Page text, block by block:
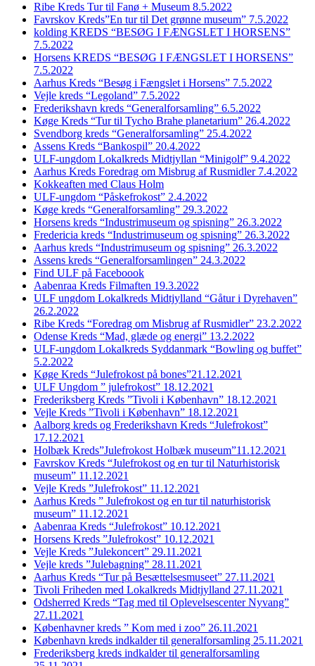
Ribe Kreds Tur til Fanø + Museum 8.5.2022
Favrskov Kreds”En tur til Det grønne museum” 7.5.2022
kolding KREDS “BESØG I FÆNGSLET I HORSENS”
7.5.2022
Horsens KREDS “BESØG I FÆNGSLET I HORSENS”
7.5.2022
Aarhus Kreds “Besøg i Fængslet i Horsens” 7.5.2022
Vejle kreds “Legoland” 7.5.2022
Frederikshavn kreds “Generalforsamling” 6.5.2022
Køge Kreds “Tur til Tycho Brahe planetarium” 26.4.2022
Svendborg kreds “Generalforsamling” 25.4.2022
Assens Kreds “Bankospil” 20.4.2022
ULF-ungdom Lokalkreds Midtjyllan “Minigolf” 9.4.2022
Aarhus Kreds Foredrag om Misbrug af Rusmidler 7.4.2022
Kokkeaften med Claus Holm
ULF-ungdom “Påskefrokost” 2.4.2022
Køge kreds “Generalforsamling” 29.3.2022
Horsens kreds “Industrimuseum og spisning” 26.3.2022
Fredericia kreds “Industrimuseum og spisning” 26.3.2022
Aarhus kreds “Industrimuseum og spisning” 26.3.2022
Assens kreds “Generalforsamlingen” 24.3.2022
Find ULF på Faceboook
Aabenraa Kreds Filmaften 19.3.2022
ULF ungdom Lokalkreds Midtjylland “Gåtur i Dyrehaven”
26.2.2022
Ribe Kreds “Foredrag om Misbrug af Rusmidler” 23.2.2022
Odense Kreds “Mad, glæde og energi” 13.2.2022
ULF-ungdom Lokalkreds Syddanmark “Bowling og buffet”
5.2.2022
Køge Kreds “Julefrokost på bones”21.12.2021
ULF Ungdom ” julefrokost” 18.12.2021
Frederiksberg Kreds ”Tivoli i København” 18.12.2021
Vejle Kreds ”Tivoli i København” 18.12.2021
Aalborg kreds og Frederikshavn Kreds “Julefrokost”
17.12.2021
Holbæk Kreds”Julefrokost Holbæk museum”11.12.2021
Favrskov Kreds “Julefrokost og en tur til Naturhistorisk
museum” 11.12.2021
Vejle Kreds ”Julefrokost” 11.12.2021
Aarhus Kreds ” Julefrokost og en tur til naturhistorisk
museum” 11.12.2021
Aabenraa Kreds “Julefrokost” 10.12.2021
Horsens Kreds ”Julefrokost” 10.12.2021
Vejle Kreds ”Julekoncert” 29.11.2021
Vejle kreds ”Julebagning” 28.11.2021
Aarhus Kreds “Tur på Besættelsesmuseet” 27.11.2021
Tivoli Friheden med Lokalkreds Midtjylland 27.11.2021
Odsherred Kreds “Tag med til Oplevelsescenter Nyvang”
27.11.2021
Københavner kreds ” Kom med i zoo” 26.11.2021
København kreds indkalder til generalforsamling 25.11.2021
Frederiksberg kreds indkalder til generalforsamling